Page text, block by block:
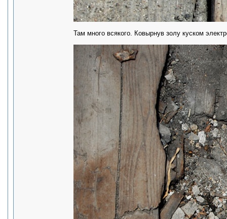
Там много всякого. Ковырнув золу куском